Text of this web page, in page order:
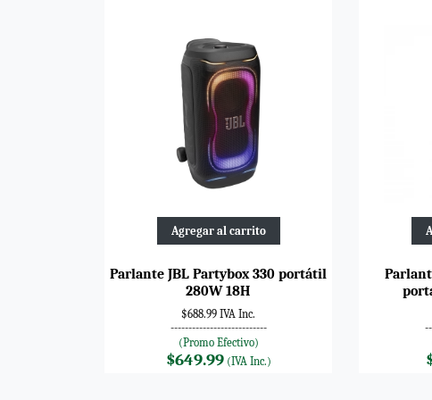
Agregar al carrito
Parlante JBL Partybox 330 portátil
280W 18H
$688.99 IVA Inc.
---------------------------
(Promo Efectivo)
$649.99(IVA Inc.)